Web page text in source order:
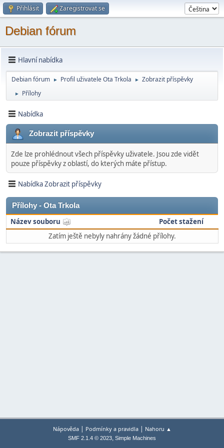
Přihlásit Zaregistrovat se
Debian fórum
Hlavní nabídka
Debian fórum ► Profil uživatele Ota Trkola ► Zobrazit příspěvky
► Přílohy
Nabídka
Zobrazit příspěvky
Zde lze prohlédnout všech příspěvky uživatele. Jsou zde vidět
pouze příspěvky z oblastí, do kterých máte přístup.
Nabídka Zobrazit příspěvky
Přílohy - Ota Trkola
Název souboru
Počet stažení
Zatím ještě nebyly nahrány žádné přílohy.
Nápověda| Podmínky a pravidla| Nahoru ▲
SMF 2.1.4 © 2023, Simple Machines